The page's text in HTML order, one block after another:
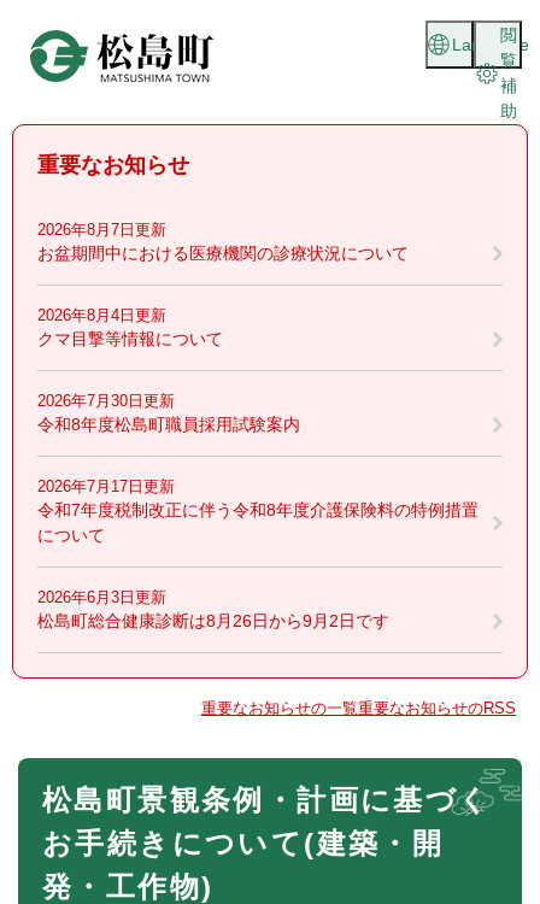
頭
閲
覧
補
助
Language
重要なお知らせ
2026年8月7日更新
お盆期間中における医療機関の診療状況について
2026年8月4日更新
クマ目撃等情報について
2026年7月30日更新
令和8年度松島町職員採用試験案内
2026年7月17日更新
令和7年度税制改正に伴う令和8年度介護保険料の特例措置
について
2026年6月3日更新
松島町総合健康診断は8月26日から9月2日です
重要なお知らせの一覧重要なお知らせのRSS
本
松島町景観条例・計画に基づく
お手続きについて(建築・開
発・工作物)